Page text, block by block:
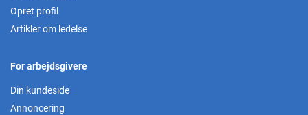
Opret profil
Artikler om ledelse
For arbejdsgivere
Din kundeside
Annoncering